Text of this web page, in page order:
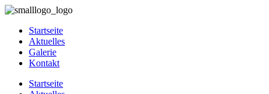
Startseite
Aktuelles
Galerie
Kontakt
Startseite